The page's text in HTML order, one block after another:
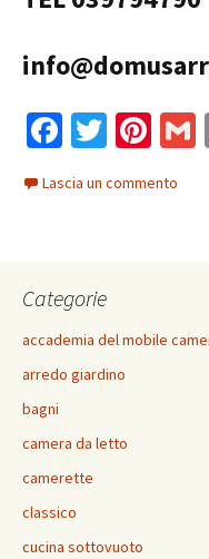
Fa
ce
b
k
T
tt
Pi
er
Lascia un commento
Categorie
accademia del mobile
arredo giardino
bagni
camera da letto
camerette
classico
cucina sottovuoto